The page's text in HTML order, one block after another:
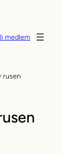
medlem
rusen